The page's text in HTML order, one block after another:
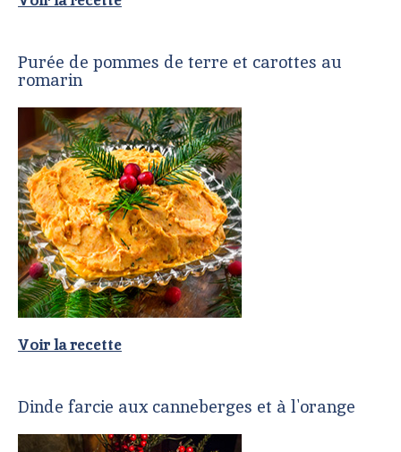
Purée de pommes de terre et carottes au
romarin
Voir la recette
Dinde farcie aux canneberges et à l'orange